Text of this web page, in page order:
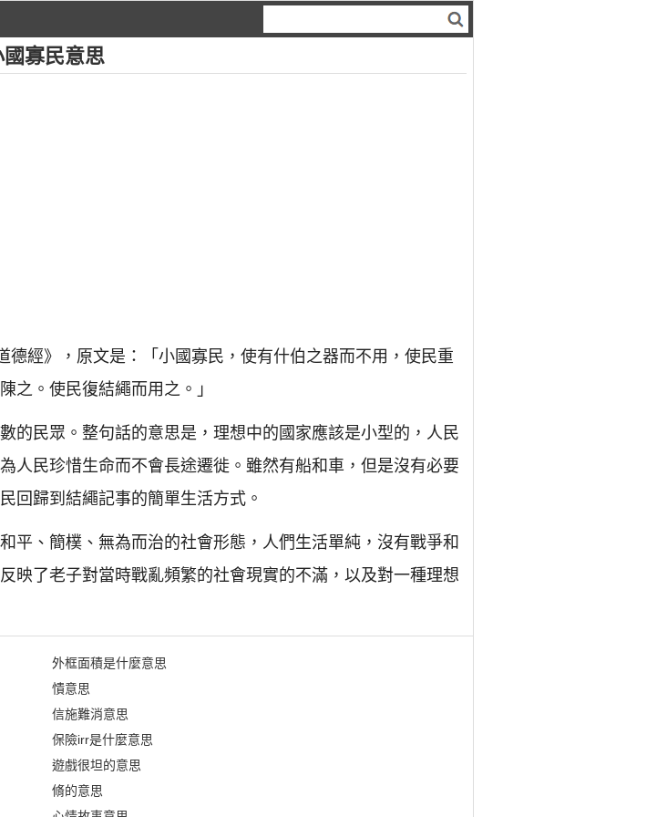
國寡民意思
經》，原文是：「小國寡民，使有什伯之器而不用，使民重
之。使民復結繩而用之。」
的民眾。整句話的意思是，理想中的國家應該是小型的，人民
人民珍惜生命而不會長途遷徙。雖然有船和車，但是沒有必要
回歸到結繩記事的簡單生活方式。
平、簡樸、無為而治的社會形態，人們生活單純，沒有戰爭和
映了老子對當時戰亂頻繁的社會現實的不滿，以及對一種理想
外框面積是什麼意思
憒意思
信施難消意思
保險irr是什麼意思
遊戲很坦的意思
脩的意思